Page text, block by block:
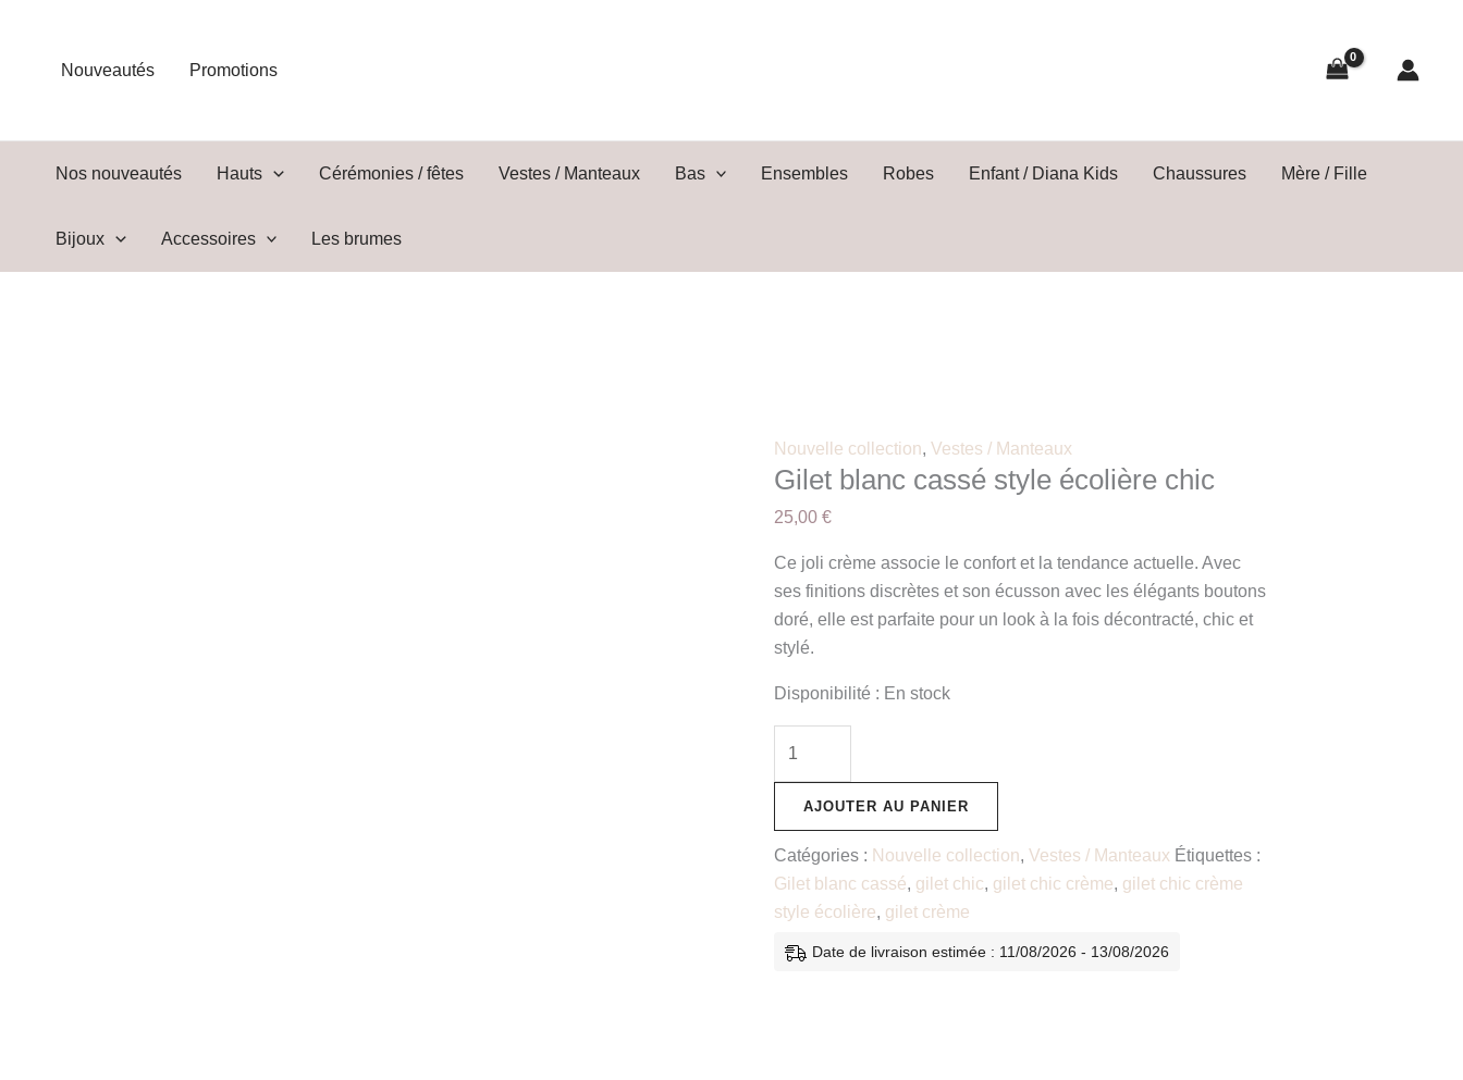
Nouveautés Promotions
Nos nouveautés Hauts Cérémonies / fêtes Vestes / Manteaux Bas Ensembles Robes Enfant / Diana Kids Chaussures Mère / Fille
Bijoux Accessoires Les brumes
Nouvelle collection,Vestes / Manteaux
Gilet blanc cassé style écolière chic
25,00€
Ce joli crème associe le confort et la tendance actuelle. Avec
ses finitions discrètes et son écusson avec les élégants boutons
doré, elle est parfaite pour un look à la fois décontracté, chic et
stylé.
Disponibilité : En stock
écolière
AJOUTER AU PANIER
Catégories : Nouvelle collection,Vestes / Manteaux Étiquettes :
Gilet blanc cassé, gilet chic, gilet chic crème, gilet chic crème
style écolière, gilet crème
Date de livraison estimée : 11/08/2026 - 13/08/2026